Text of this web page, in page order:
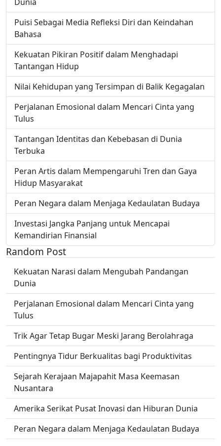
Puisi Sebagai Media Refleksi Diri dan Keindahan
Bahasa
Kekuatan Pikiran Positif dalam Menghadapi
Tantangan Hidup
Nilai Kehidupan yang Tersimpan di Balik Kegagalan
Perjalanan Emosional dalam Mencari Cinta yang
Tulus
Tantangan Identitas dan Kebebasan di Dunia
Terbuka
Peran Artis dalam Mempengaruhi Tren dan Gaya
Hidup Masyarakat
Peran Negara dalam Menjaga Kedaulatan Budaya
Investasi Jangka Panjang untuk Mencapai
Kemandirian Finansial
Random Post
Kekuatan Narasi dalam Mengubah Pandangan
Dunia
Perjalanan Emosional dalam Mencari Cinta yang
Tulus
Trik Agar Tetap Bugar Meski Jarang Berolahraga
Pentingnya Tidur Berkualitas bagi Produktivitas
Sejarah Kerajaan Majapahit Masa Keemasan
Nusantara
Amerika Serikat Pusat Inovasi dan Hiburan Dunia
Peran Negara dalam Menjaga Kedaulatan Budaya